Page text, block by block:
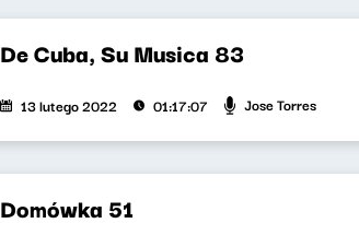
De Cuba, Su Musica 83
13 lutego 2022 01:17:07 Jose Torres
Domówka 51